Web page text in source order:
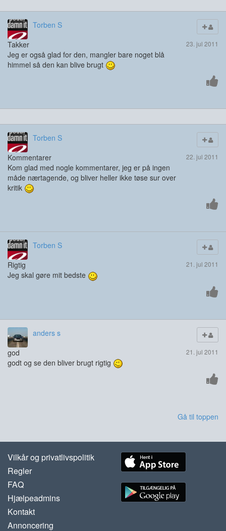
Torben S
23. jul 2011
Takker
Jeg er også glad for den, mangler bare noget blå
himmel så den kan blive brugt
Torben S
22. jul 2011
Kommentarer
Kom glad med nogle kommentarer, jeg er på ingen
måde nærtagende, og bliver heller ikke tøse sur over
kritik
Torben S
21. jul 2011
Rigtig
Jeg skal gøre mit bedste
anders s
21. jul 2011
god
godt og se den bliver brugt rigtig
Gå til toppen
Vilkår og privatlivspolitik
Regler
FAQ
Hjælpeadmins
Kontakt
Annoncering